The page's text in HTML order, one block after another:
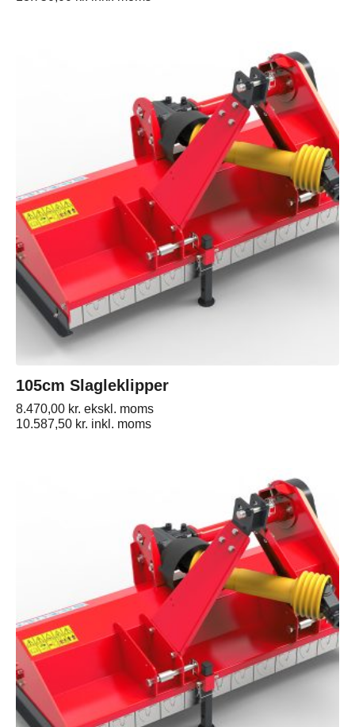
105cm Slagleklipper
8.470,00 kr. ekskl. moms
10.587,50 kr. inkl. moms